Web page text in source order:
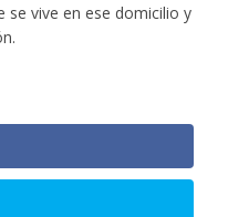
se vive en ese domicilio y